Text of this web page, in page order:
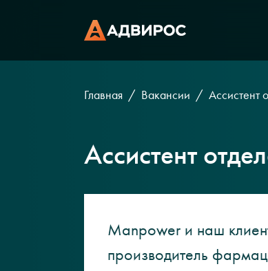
Главная Вакансии Ассистент
Ассистент
Manpower и наш
производитель